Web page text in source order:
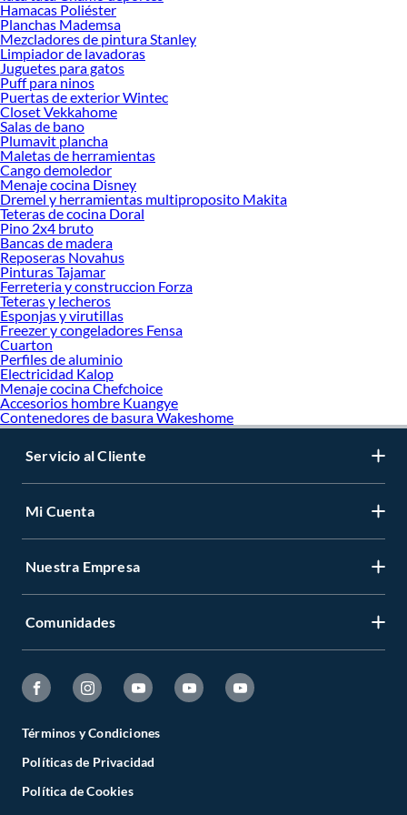
Encuentra todo lo necesario para tus proyectos de renovación y decoración.
¡Visítanos y haz tus ideas realidad!
Hamacas Poliéster
Planchas Mademsa
Mezcladores de pintura Stanley
Limpiador de lavadoras
Juguetes para gatos
Puff para ninos
Puertas de exterior Wintec
Closet Vekkahome
Salas de bano
Plumavit plancha
Maletas de herramientas
Cango demoledor
Menaje cocina Disney
Dremel y herramientas multiproposito Makita
Teteras de cocina Doral
Pino 2x4 bruto
Bancas de madera
Reposeras Novahus
Pinturas Tajamar
Ferreteria y construccion Forza
Teteras y lecheros
Esponjas y virutillas
Freezer y congeladores Fensa
Cuarton
Perfiles de aluminio
Electricidad Kalop
Menaje cocina Chefchoice
Accesorios hombre Kuangye
Contenedores de basura Wakeshome
Servicio al Cliente
Mi Cuenta
Nuestra Empresa
Comunidades
Términos y Condiciones
Políticas de Privacidad
Política de Cookies